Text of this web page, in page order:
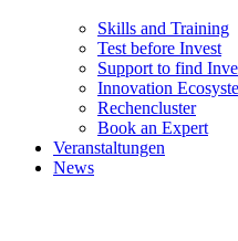
Skills and Training
Test before Invest
Support to find
Innovation
Rechencluster​
Book an Expert
Veranstaltungen
News